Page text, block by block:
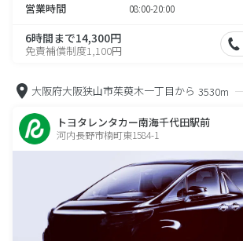
営業時間 08:00-20:00
6時間まで14,300円
免責補償制度1,100円
大阪府大阪狭山市茱萸木一丁目から 3530m
トヨタレンタカー南海千代田駅前
河内長野市楠町東1584-1